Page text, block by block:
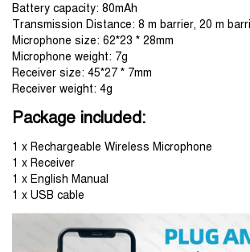
Battery capacity: 80mAh
Transmission Distance: 8 m barrier, 20 m
Microphone size: 62*23 * 28mm
Microphone weight: 7g
Receiver size: 45*27 * 7mm
Receiver weight: 4g
Package included:
1 x Rechargeable Wireless Microphone
1 x Receiver
1 x English Manual
1 x USB cable